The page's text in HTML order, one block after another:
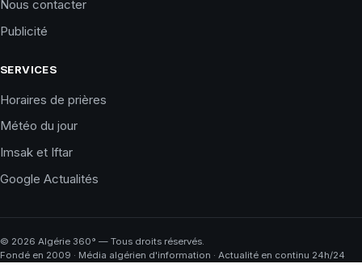
Nous contacter
Publicité
SERVICES
Horaires de prières
Météo du jour
Imsak et Iftar
Google Actualités
© 2026 Algérie 360° — Tous droits réservés.
Fondé en 2009 · Média algérien d'information · Actualité en continu 24h/24